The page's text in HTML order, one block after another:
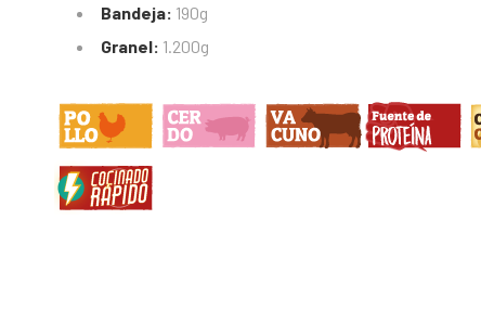
Bandeja: 190g
Granel: 1.200g